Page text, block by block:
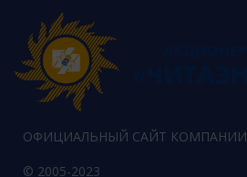
ОФИЦИАЛЬНЫЙ САЙТ КОМПАНИИ
© 2005-2023